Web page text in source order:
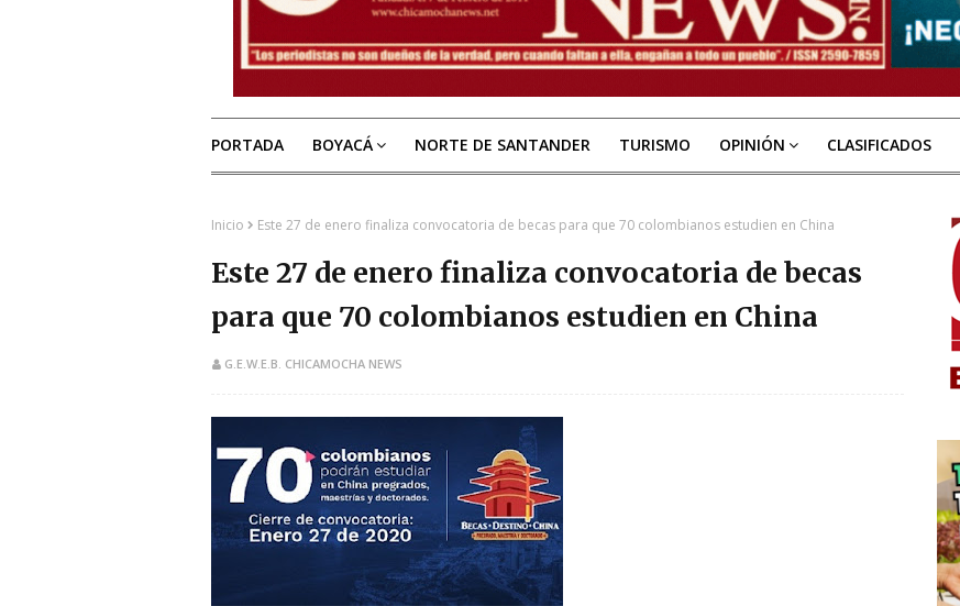
PORTADA BOYACÁ NORTE DE SANTANDER TURISMO OPINIÓN CLASIFICADOS
Inicio Este 27 de enero finaliza convocatoria de becas para que 70 colombianos estudien en China
Este 27 de enero finaliza convocatoria de becas
para que 70 colombianos estudien en China
G.E.W.E.B. CHICAMOCHA NEWS